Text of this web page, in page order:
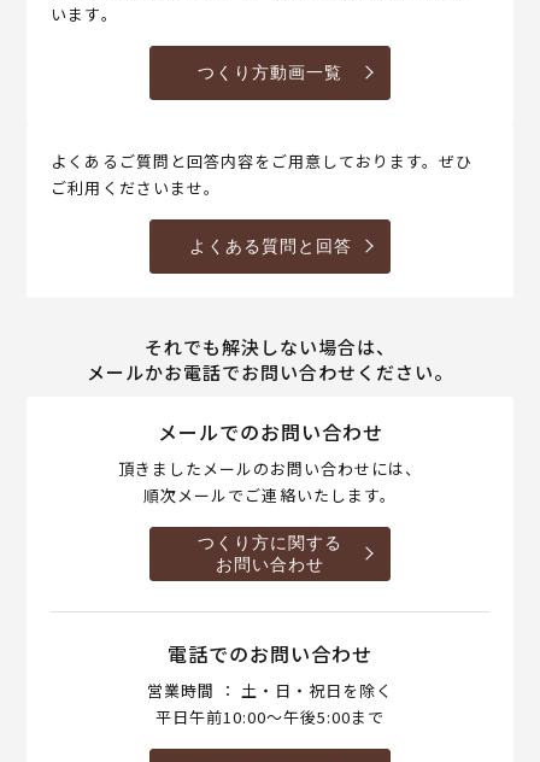
います。
つくり方動画一覧
よくあるご質問と回答内容をご用意しております。ぜひ
ご利用くださいませ。
よくある質問と回答
それでも解決しない場合は、
メールかお電話でお問い合わせください。
メールでのお問い合わせ
頂きましたメールのお問い合わせには、
順次メールでご連絡いたします。
つくり方に関する
お問い合わせ
電話でのお問い合わせ
営業時間 ： 土・日・祝日を除く
平日午前10:00～午後5:00まで